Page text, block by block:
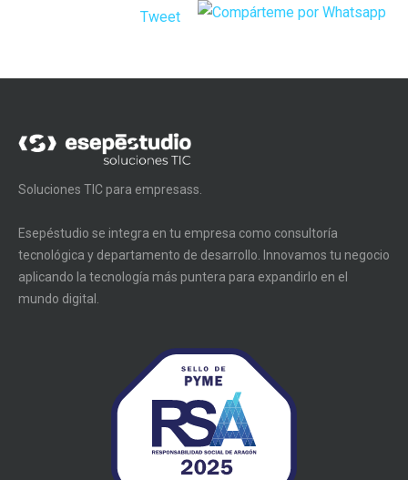
Tweet
Soluciones TIC para empresass.
Esepéstudio se integra en tu empresa como consultoría
tecnológica y departamento de desarrollo. Innovamos tu negocio
aplicando la tecnología más puntera para expandirlo en el
mundo digital.